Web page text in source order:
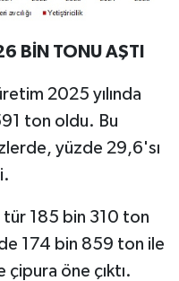
BİN TONU AŞTI
2025 yılında
ton oldu. Bu
yüzde 29,6'sı
tür 185 bin 310 ton
174 bin 859 ton ile
öne çıktı.